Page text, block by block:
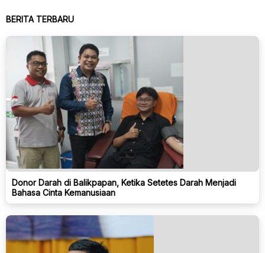
BERITA TERBARU
Donor Darah di Balikpapan, Ketika Setetes Darah Menjadi
Bahasa Cinta Kemanusiaan